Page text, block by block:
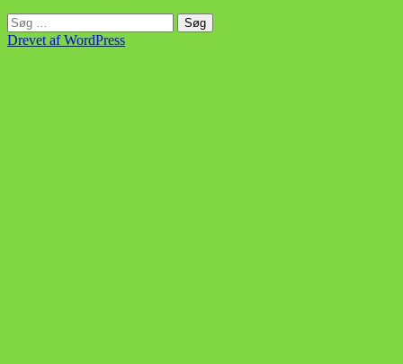
Søg
efter:
Drevet af WordPress